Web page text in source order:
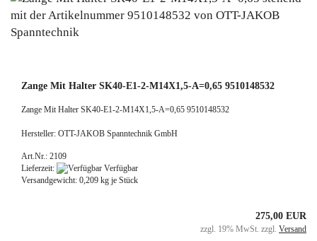
Zange Mit Halter SK40-E1-2-M14X1,5-A=0,65 9510148532
Zange Mit Halter SK40-E1-2-M14X1,5-A=0,65 9510148532
Hersteller: OTT-JAKOB Spanntechnik GmbH
Art.Nr.: 2109
Lieferzeit:
Verfügbar
Versandgewicht: 0,209 kg je Stück
275,00 EUR
zzgl. 19% MwSt. zzgl. Versand